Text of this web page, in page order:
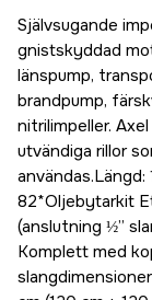
Självsugande
gnistskyddad
länspump,
brandpump,
nitrilimpeller.
utvändiga rillor
användas.Längd:
82*Oljebytarkit
(anslutning ½”
Komplett med